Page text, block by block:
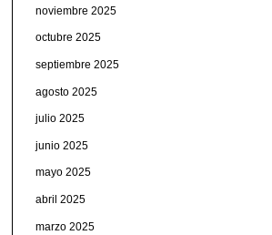
noviembre 2025
octubre 2025
septiembre 2025
agosto 2025
julio 2025
junio 2025
mayo 2025
abril 2025
marzo 2025